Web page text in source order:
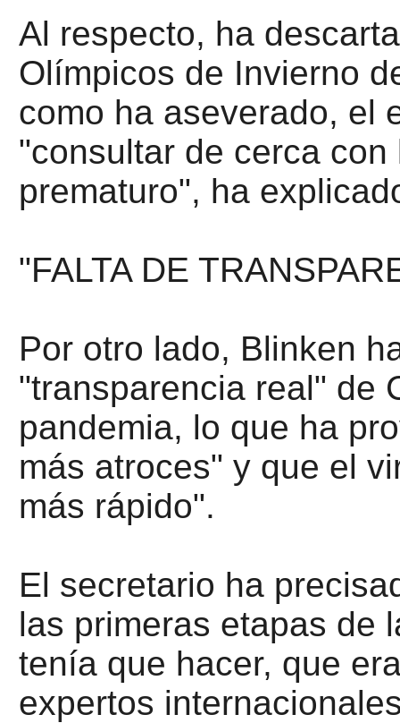
Al respecto, ha
Olímpicos de Invierno
como ha aseverado, el
"consultar de cerca
prematuro", ha
"FALTA DE
Por otro lado, Blinken
"transparencia real" de
pandemia, lo que ha
más atroces" y que el
más rápido".
El secretario ha
las primeras etapas de
tenía que hacer, que
expertos